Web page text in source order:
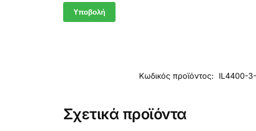
Κωδικός προϊόντος: IL4400-
Σχετικά προϊόντα